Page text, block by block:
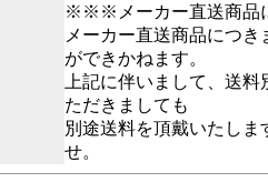
※※※メーカー直送商
メーカー直送商品につき
ができかねます。
上記に伴いまして、送料
ただきましても
別途送料を頂戴いたしま
せ。